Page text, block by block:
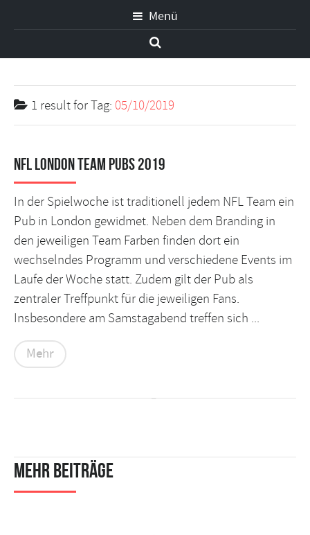
Menü
1 result forTag: 05/10/2019
NFL London Team Pubs 2019
In der Spielwoche ist traditionell jedem NFL Team ein
Pub in London gewidmet. Neben dem Branding in
den jeweiligen Team Farben finden dort ein
wechselndes Programm und verschiedene Events im
Laufe der Woche statt. Zudem gilt der Pub als
zentraler Treffpunkt für die jeweiligen Fans.
Insbesondere am Samstagabend treffen sich ...
Mehr
Mehr Beiträge